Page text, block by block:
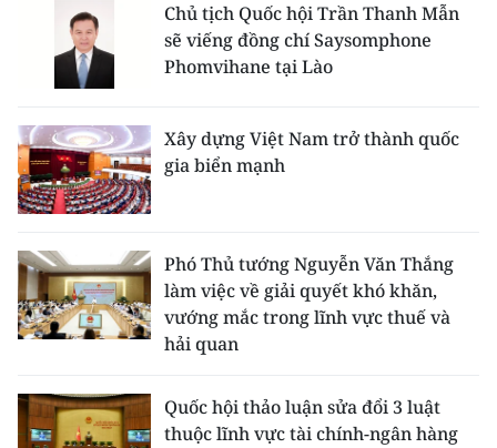
Chủ tịch Quốc hội Trần Thanh Mẫn
sẽ viếng đồng chí Saysomphone
Phomvihane tại Lào
Xây dựng Việt Nam trở thành quốc
gia biển mạnh
Phó Thủ tướng Nguyễn Văn Thắng
làm việc về giải quyết khó khăn,
vướng mắc trong lĩnh vực thuế và
hải quan
Quốc hội thảo luận sửa đổi 3 luật
thuộc lĩnh vực tài chính-ngân hàng